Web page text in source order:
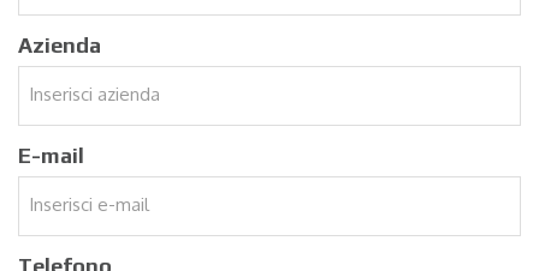
Azienda
E-mail
Telefono